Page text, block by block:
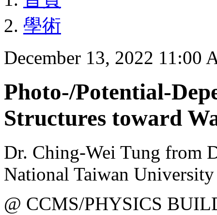
學術
December 13, 2022 11:00
Photo-/Potential-
Structures toward
Dr. Ching-Wei Tung from
National Taiwan University
@ CCMS/PHYSICS